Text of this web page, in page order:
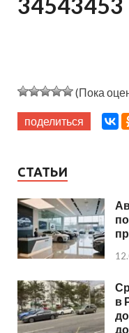
(Пока
поделиться
СТАТЬИ
в